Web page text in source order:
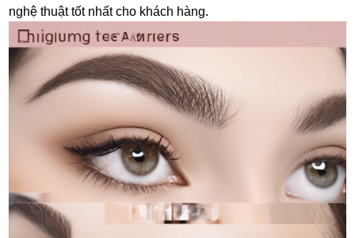
nghệ thuật tốt nhất cho khách hàng.